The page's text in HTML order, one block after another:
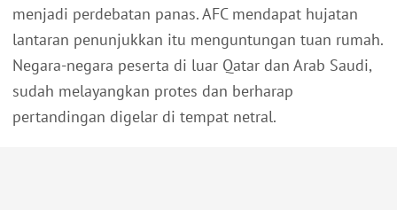
menjadi perdebatan panas. AFC mendapat hujatan
lantaran penunjukkan itu menguntungan tuan rumah.
Negara-negara peserta di luar Qatar dan Arab Saudi,
sudah melayangkan protes dan berharap
pertandingan digelar di tempat netral.